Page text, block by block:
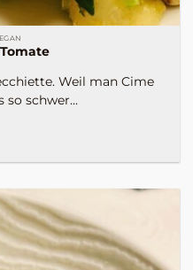
Weil man Cime
so schwer...